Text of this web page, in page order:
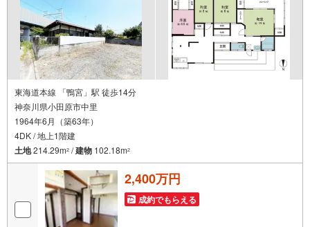
東海道本線 「鴨宮」駅 徒歩14分
神奈川県小田原市中里
1964年6月（築63年）
4DK / 地上1階建
土地214.29m2 /建物 102.18m2
2,400万円
成約でもらえる